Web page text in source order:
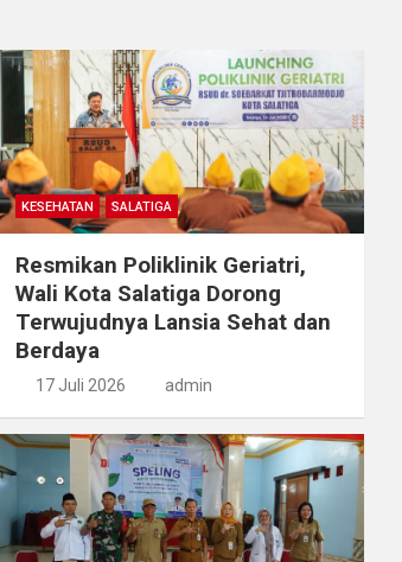
KESEHATAN SALATIGA
Resmikan Poliklinik Geriatri,
Wali Kota Salatiga Dorong
Terwujudnya Lansia Sehat dan
Berdaya
17 Juli 2026 admin